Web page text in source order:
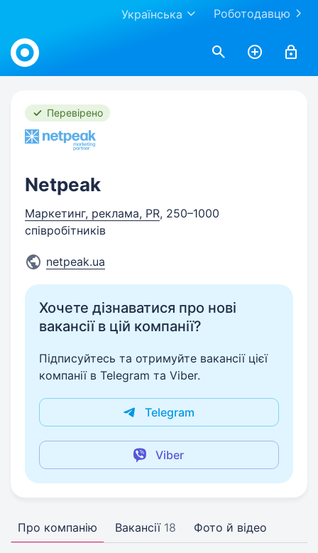
Роботодавцю
Українська
Work.ua
Перевірено
Netpeak
Маркетинг, реклама, PR, 250–1000
співробітників
netpeak.ua
Хочете дізнаватися про нові
вакансії в цій компанії?
Підписуйтесь та отримуйте вакансії цієї
компанії в Telegram та Viber.
Telegram
Viber
Про компанію Вакансії 18 Фото й відео